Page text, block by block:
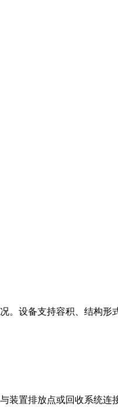
设备支持容积、结构形
装置排放点或回收系统连